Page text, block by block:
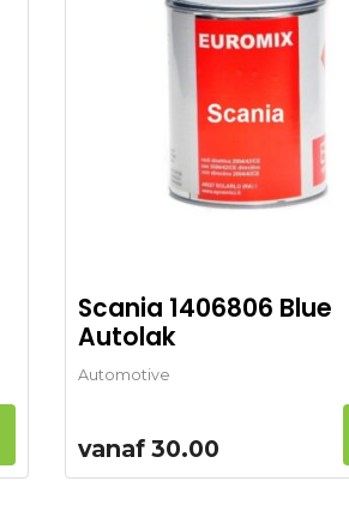
Scania 1406806 Blue
Autolak
Automotive
vanaf 30.00